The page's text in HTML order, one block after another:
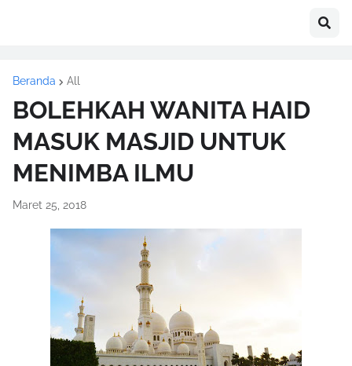
Beranda All
BOLEHKAH WANITA HAID
MASUK MASJID UNTUK
MENIMBA ILMU
Maret 25, 2018